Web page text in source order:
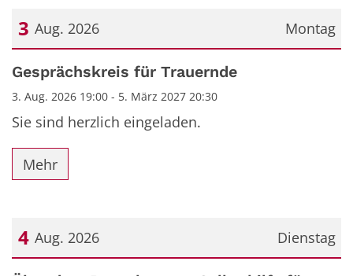
Montag
3 Aug. 2026
Datum: 3. August 2026
Gesprächskreis für Trauernde
3. Aug. 2026 19:00 - 5. März 2027 20:30
Sie sind herzlich eingeladen.
Mehr
Dienstag
4 Aug. 2026